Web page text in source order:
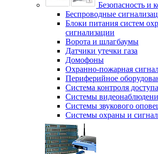
Безопасность и
Беспроводные
Блоки питания систем
сигнализации
Ворота и шлагбаумы
Датчики утечки газа
Домофоны
Охранно-пожарная
Периферийное
Система контроля
Системы
Системы звукового
Системы охраны и